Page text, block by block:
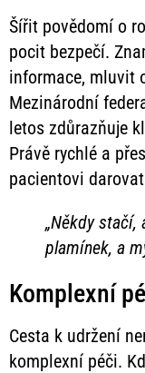
Šířit povědomí o
pocit bezpečí.
informace, mluvit
Mezinárodní
letos zdůrazňuje
Právě rychlé a
pacientovi
„Někdy stačí,
plamínek, a
Komplexní
Cesta k udržení
komplexní péči.